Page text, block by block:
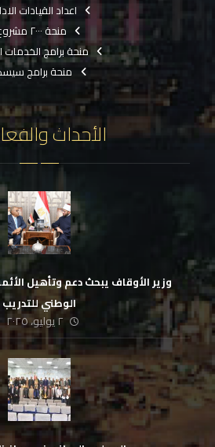
اعداد القيادات
منحة ٢٠٠٠ مشروع
منحة برامج الخدمات
منحة برامج
الأحداث
وزير الأوقاف يبحث دعم وتأهيل
الوطني للتدريب
٢ يوليو، ٢٠٢٥